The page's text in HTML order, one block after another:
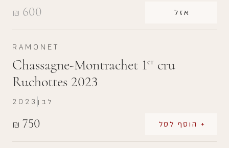
₪ 600 אזל
RAMONET
Chassagne-Montrachet 1er cru
Ruchottes 2023
₪ 750 + הוסף לסל
2023 לבן